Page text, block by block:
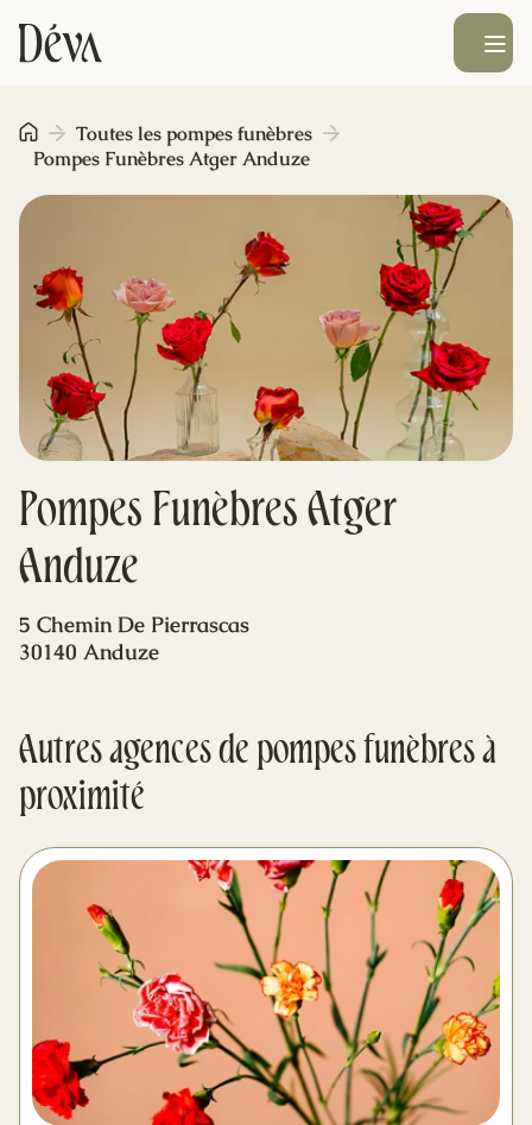
Obsèques
Prévoyance
Monument funéraire
Livraison de fleurs
Blog
Ouvrir le
Pompes Funèbres Atger
Anduze
Toutes les pompes funèbres
Pompes Funèbres Atger Anduze
5 Chemin De Pierrascas
30140 Anduze
Autres agences de pompes funèbres à
proximité